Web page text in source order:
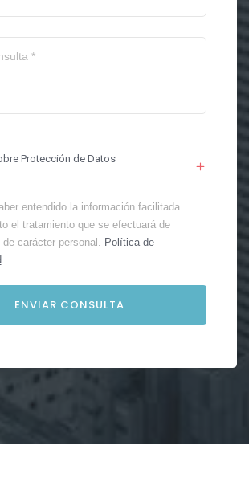
Protección de Datos
entendido la información facilitada
el tratamiento que se efectuará de
carácter personal. Política de
.